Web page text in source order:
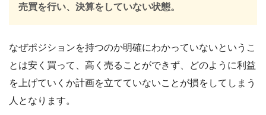
売買を行い、決算をしていない状態。
なぜポジションを持つのか明確にわかっていないというこ
とは安く買って、高く売ることができず、どのように利益
を上げていくか計画を立てていないことが損をしてしまう
人となります。